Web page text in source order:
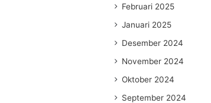
Februari 2025
Januari 2025
Desember 2024
November 2024
Oktober 2024
September 2024